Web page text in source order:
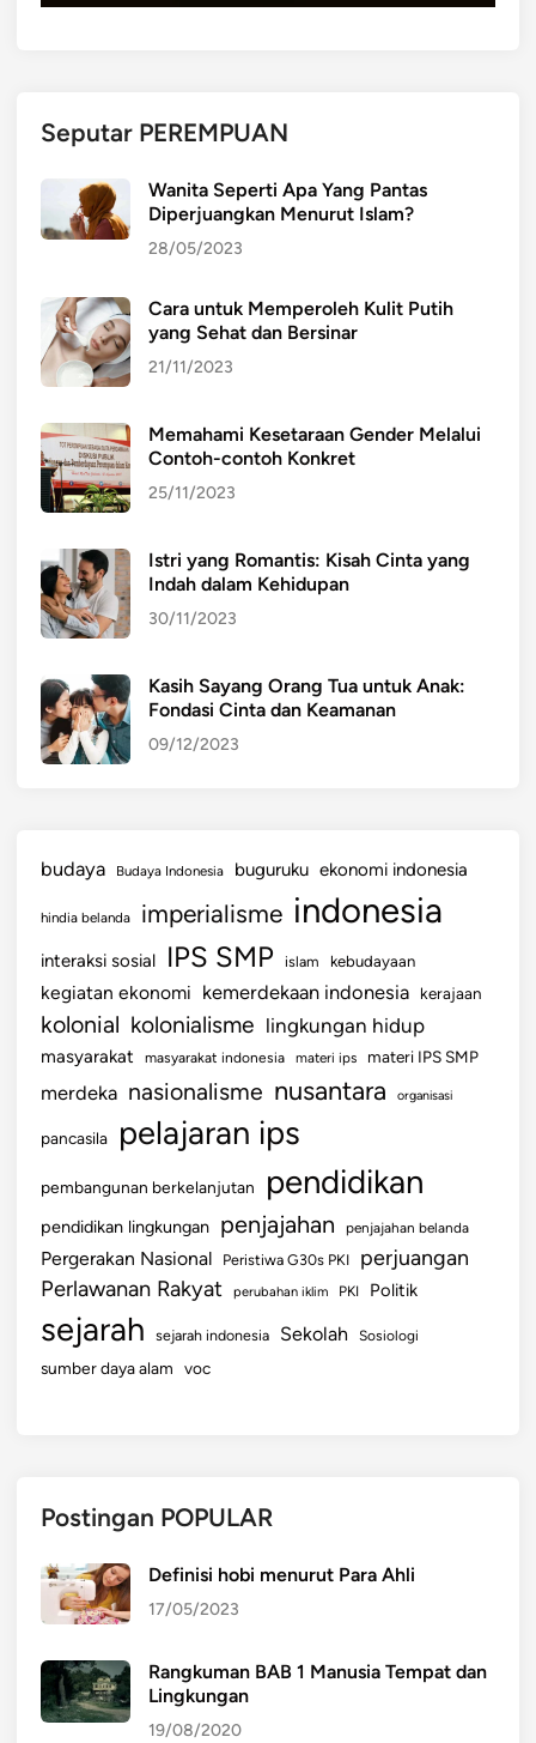
Seputar PEREMPUAN
Wanita Seperti Apa Yang Pantas
Diperjuangkan Menurut Islam?
28/05/2023
Cara untuk Memperoleh Kulit Putih
yang Sehat dan Bersinar
21/11/2023
Memahami Kesetaraan Gender Melalui
Contoh-contoh Konkret
25/11/2023
Istri yang Romantis: Kisah Cinta yang
Indah dalam Kehidupan
30/11/2023
Kasih Sayang Orang Tua untuk Anak:
Fondasi Cinta dan Keamanan
09/12/2023
budaya Budaya Indonesia buguruku ekonomi indonesia
hindia belanda imperialisme indonesia
interaksi sosial IPS SMP islam kebudayaan
kegiatan ekonomi kemerdekaan indonesia kerajaan
kolonial kolonialisme lingkungan hidup
masyarakat masyarakat indonesia materi ips materi IPS SMP
merdeka nasionalisme nusantara organisasi
pancasila pelajaran ips
pembangunan berkelanjutan pendidikan
pendidikan lingkungan penjajahan penjajahan belanda
Pergerakan Nasional Peristiwa G30s PKI perjuangan
Perlawanan Rakyat perubahan iklim PKI Politik
sejarah sejarah indonesia Sekolah Sosiologi
sumber daya alam voc
Postingan POPULAR
Definisi hobi menurut Para Ahli
17/05/2023
Rangkuman BAB 1 Manusia Tempat dan
Lingkungan
19/08/2020